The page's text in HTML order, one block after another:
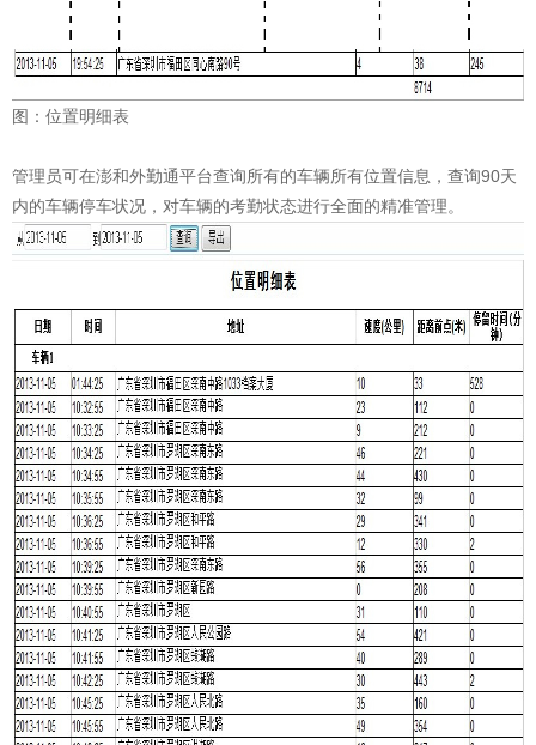
图：位置明细表
管理员可在澎和外勤通平台查询所有的车辆所有位置信息，查询90天
内的车辆停车状况，对车辆的考勤状态进行全面的精准管理。